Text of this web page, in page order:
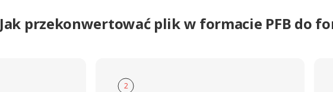
Jak przekonwertować plik w formacie PFB do
2